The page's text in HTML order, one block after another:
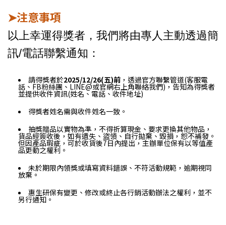
➤注意事項
以上幸運得獎者，我們將由專人主動透過簡
訊/電話聯繫通知：
請得獎者於2025/12/26(五)前 ，透過官方聯繫管道(客服電
話、FB粉絲團、LINE@或官網右上角聯絡我們)，告知為得獎者
並提供收件資訊(姓名、電話、收件地址)
得獎者姓名需與收件姓名一致。
抽獎贈品以實物為準，不得折算現金、要求更換其他物品，
貨品經簽收後，如有遺失、盜領、自行拋棄、毀損，恕不補發。
但因產品瑕疵，可於收貨後7日內提出，主辦單位保有以等值產
品更動之權利。
未於期限內領獎或填寫資料錯誤、不符活動規範，逾期視同
放棄。
惠生研保有變更、修改或終止各行銷活動辦法之權利，並不
另行通知。